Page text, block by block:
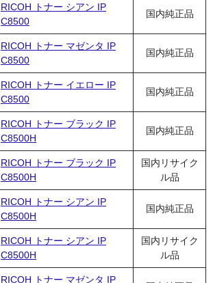
RICOH トナー シアン IP
C8500
国内純正品
RICOH トナー マゼンタ IP
C8500
国内純正品
RICOH トナー イエロー IP
C8500
国内純正品
RICOH トナー ブラック IP
C8500H
国内純正品
RICOH トナー ブラック IP
C8500H
国内リサイク
ル品
RICOH トナー シアン IP
C8500H
国内純正品
RICOH トナー シアン IP
C8500H
国内リサイク
ル品
RICOH トナー マゼンタ IP